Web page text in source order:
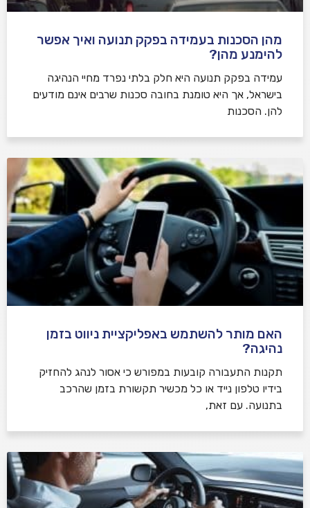
מהן הסכנות בעמידה בפקק תנועה ואיך אפשר
להימנע מהן?
עמידה בפקק תנועה היא חלק בלתי נפרד מחיי הנהיגה
בישראל, אך היא טומנת בחובה סכנות שרבים אינם מודעים
להן. הסכנות
האם מותר להשתמש באפליקציית ניווט בזמן
נהיגה?
תקנות התעבורה קובעות במפורש כי אסור לנהג להחזיק
בידיו טלפון נייד או כל מכשיר תקשורת בזמן שהרכב
בתנועה. עם זאת,